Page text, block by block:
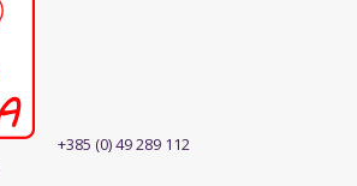
+385 (0) 49 289 112